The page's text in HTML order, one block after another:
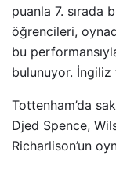
puanla 7. sırada
öğrencileri,
bu
bulunuyor.
Tottenham’da
Djed Spence,
Richarlison’un